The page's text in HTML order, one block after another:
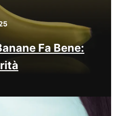
Fa Bene: